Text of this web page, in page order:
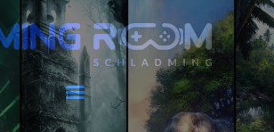
ROOM SCHLADMING
Room / Multiplayer Gaming